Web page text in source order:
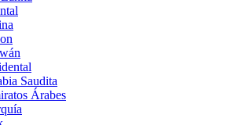
Saudita
Árabes